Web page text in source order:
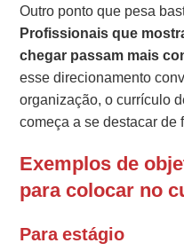
Outro ponto que pesa
Profissionais que
chegar passam mais
esse direcionamento
organização, o currículo
começa a se destacar de
Exemplos de
para colocar no
Para estágio